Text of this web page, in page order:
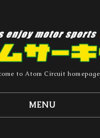
to Atom Circuit homepage
MENU